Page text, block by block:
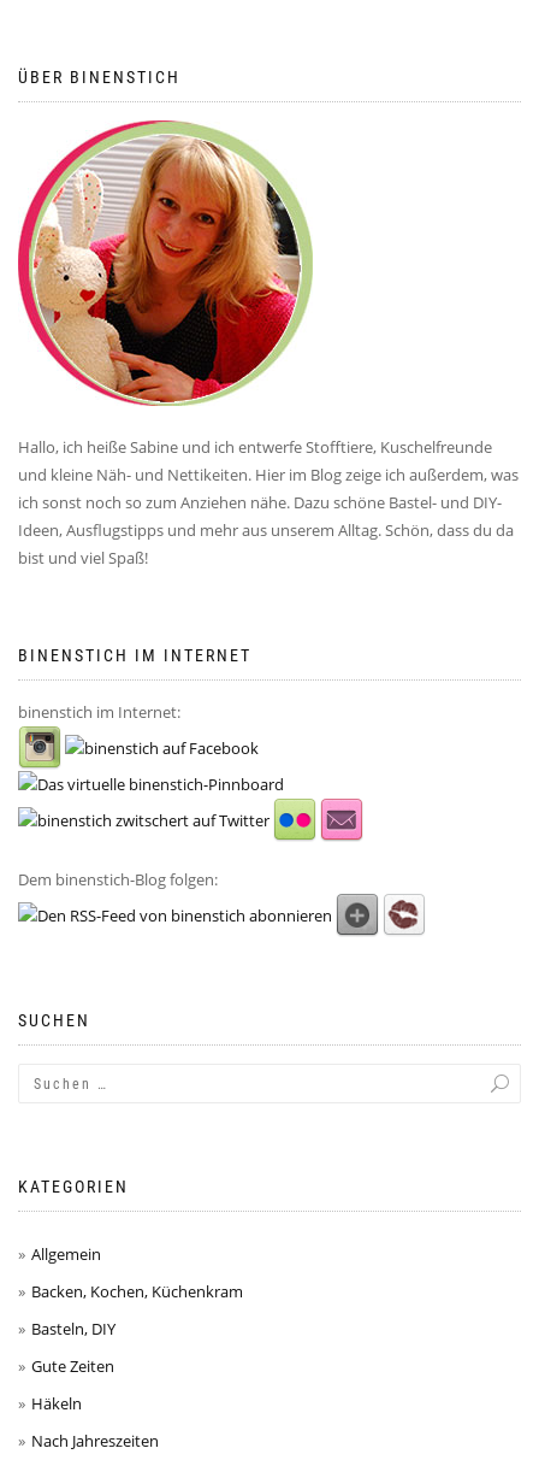
ÜBER BINENSTICH
Hallo, ich heiße Sabine und ich entwerfe Stofftiere, Kuschelfreunde
und kleine Näh- und Nettikeiten. Hier im Blog zeige ich außerdem, was
ich sonst noch so zum Anziehen nähe. Dazu schöne Bastel- und DIY-
Ideen, Ausflugstipps und mehr aus unserem Alltag. Schön, dass du da
bist und viel Spaß!
BINENSTICH IM INTERNET
binenstich im Internet:
Dem binenstich-Blog folgen:
SUCHEN
KATEGORIEN
Allgemein
Backen, Kochen, Küchenkram
Basteln, DIY
Gute Zeiten
Häkeln
Nach Jahreszeiten